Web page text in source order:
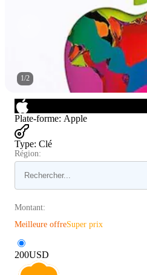
1/2
Plate-forme: Apple
Type: Clé
Région:
Montant:
Meilleure offreSuper prix
200USD